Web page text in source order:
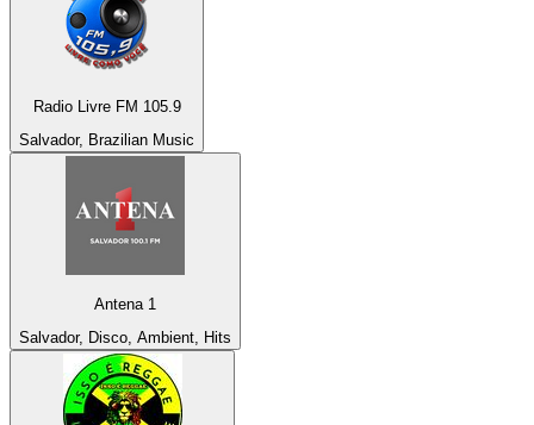
Radio Livre FM 105.9
Salvador, Brazilian Music
Antena 1
Salvador, Disco, Ambient, Hits